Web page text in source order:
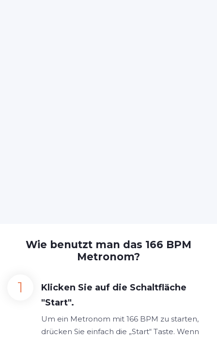
Wie benutzt man das 166 BPM
Metronom?
Klicken Sie auf die Schaltfläche
"Start".
Um ein Metronom mit 166 BPM zu starten,
drücken Sie einfach die „Start“ Taste. Wenn